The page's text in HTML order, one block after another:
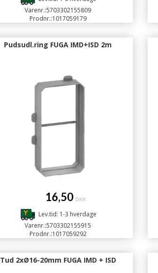
Varenr.:5703302155809
Prodnr.:1017059179
Pudsudl.ring FUGA IMD+ISD 2m
16,50 DKK
Lev.tid: 1-3 hverdage
Varenr.:5703302155915
Prodnr.:1017059292
Tud 2xØ16-20mm FUGA IMD + ISD